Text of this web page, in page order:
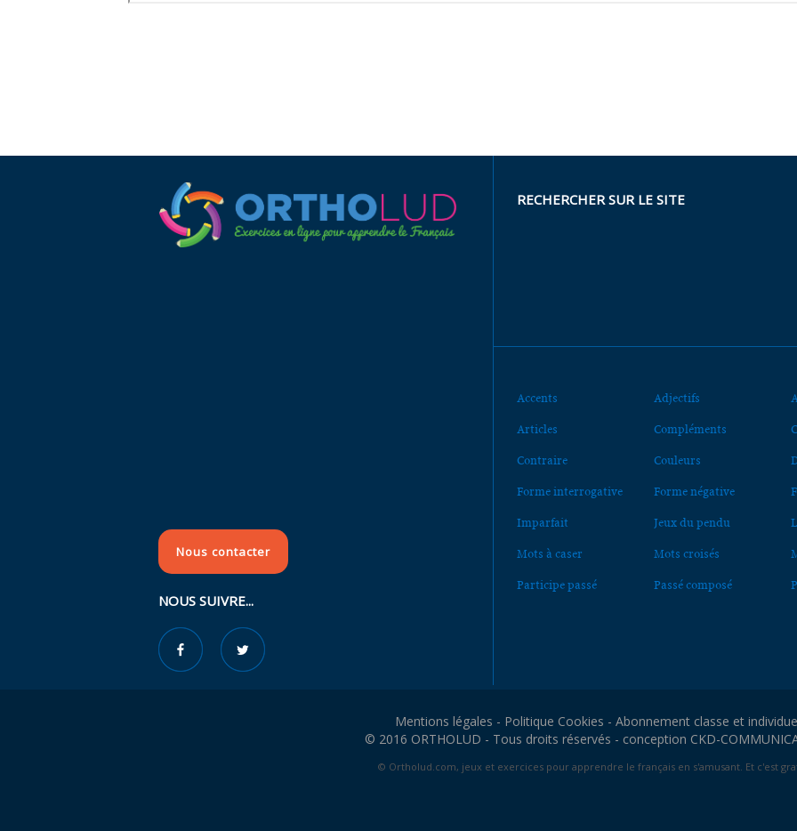
Nous contacter
NOUS SUIVRE...
RECHERCHER SUR LE SITE
Accents Adjectifs
Articles Compléments
Contraire Couleurs
Forme interrogative Forme négative
Imparfait Jeux du pendu
Mots à caser Mots croisés
Participe passé Passé composé
Mentions légales - Politique Cookies - Abonnement classe et
© 2016 ORTHOLUD - Tous droits réservés - conception CKD-
© Ortholud.com, jeux et exercices pour apprendre le français en s'amusant. Et c'est